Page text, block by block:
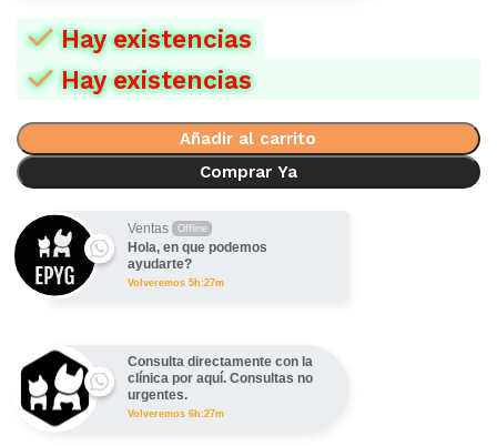
Hay existencias
Hay existencias
Añadir al carrito
Comprar Ya
Ventas Offline
Hola, en que podemos
ayudarte?
Volveremos 5h:27m
Consulta directamente con la
clínica por aquí. Consultas no
urgentes.
Volveremos 6h:27m